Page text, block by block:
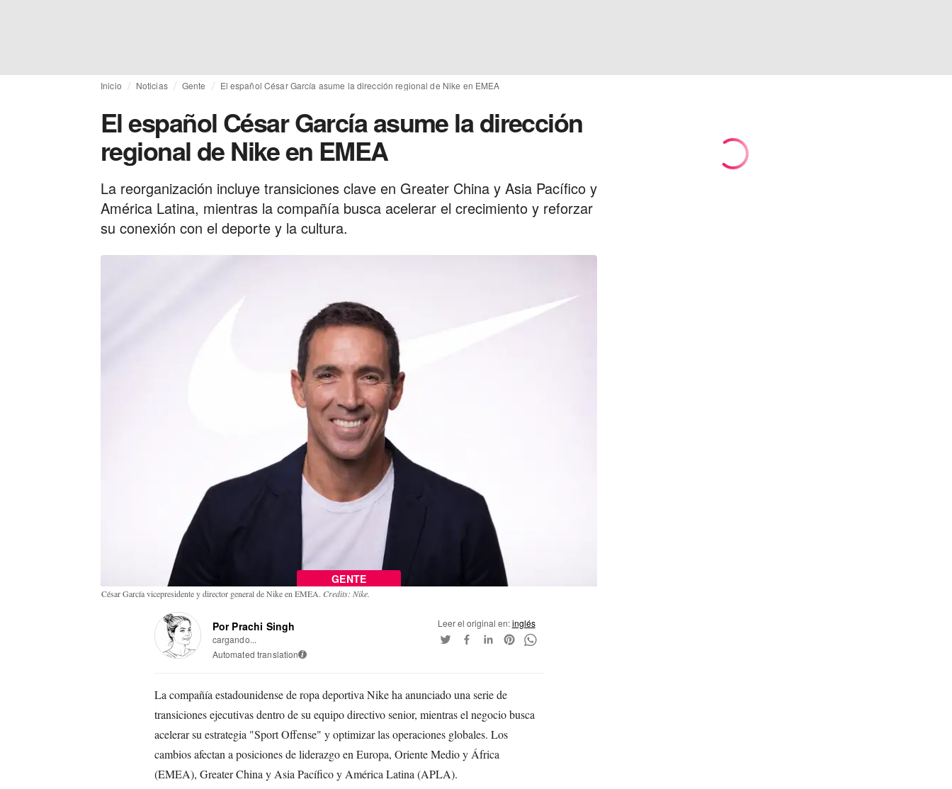
Inicio Noticias Gente El español César García asume la dirección regional de Nike en EMEA
El español César García asume la dirección
regional de Nike en EMEA
La reorganización incluye transiciones clave en Greater China y Asia Pacífico y
América Latina, mientras la compañía busca acelerar el crecimiento y reforzar
su conexión con el deporte y la cultura.
GENTE
César García vicepresidente y director general de Nike en EMEA. Credits: Nike.
Por Prachi Singh
cargando...
Automated translation i
Leer el original en:inglés
La compañía estadounidense de ropa deportiva Nike ha anunciado una serie de
transiciones ejecutivas dentro de su equipo directivo senior, mientras el negocio busca
acelerar su estrategia "Sport Offense" y optimizar las operaciones globales. Los
cambios afectan a posiciones de liderazgo en Europa, Oriente Medio y África
(EMEA), Greater China y Asia Pacífico y América Latina (APLA).